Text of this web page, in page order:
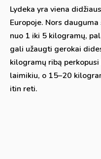
Lydeka yra viena
Europoje. Nors
nuo 1 iki 5 kilogramų,
gali užaugti gerokai
kilogramų ribą
laimikiu, o 15–20
itin reti.